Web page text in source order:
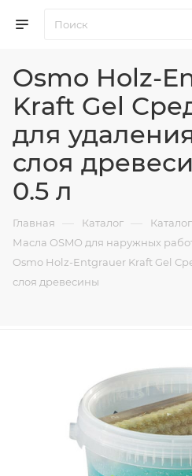
Osmo Holz-
Kraft Gel
для
слоя
0.5 л
Главная — Каталог —
Масла OSMO для наружных
Osmo Holz-Entgrauer Kraft Gel
слоя древесины